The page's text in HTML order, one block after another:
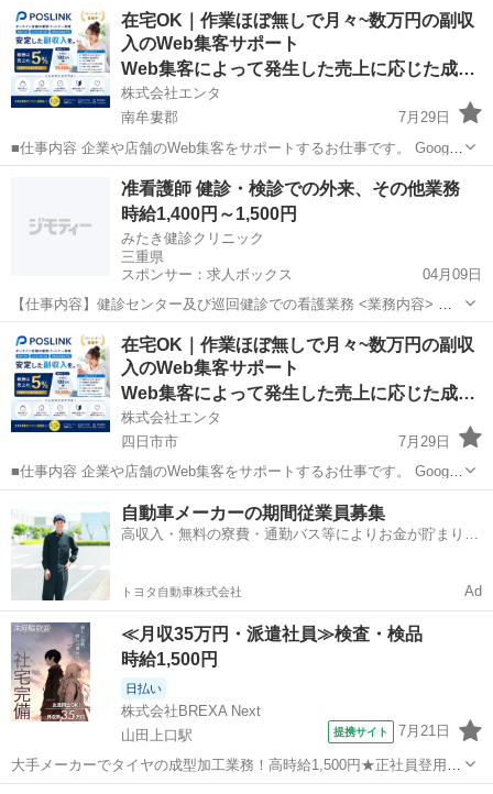
所の草刈り、空家のゴミの仕分け作業、簡単なリフォーム作業のお手
伝い、車の電装品の取付作業...
三重 松阪市 徳和駅 その他
在宅OK｜作業ほぼ無しで月々~数万円の副収
入のWeb集客サポート
Web集客によって発生した売上に応じた成果報酬
株式会社エンタ
南牟婁郡
7月29日
■仕事内容 企業や店舗のWeb集客をサポートするお仕事です。 Google
を活用した「Web上の店舗情報」の登録・初期設定を行っていただき
南牟婁郡 その他 Web
准看護師 健診・検診での外来、その他業務
時給1,400円～1,500円
みたき健診クリニック
三重県
スポンサー：求人ボックス
04月09日
【仕事内容】健診センター及び巡回健診での看護業務 <業務内容> 血
圧測定 採血 診察介助(婦人科、内視鏡など) <職場情報> 施設内健診:受
診者数約130名/日 院内と巡回を兼務で対応しております 巡回対応エリ
ア:三重県全域 遠方...
アルバイト・パート
在宅OK｜作業ほぼ無しで月々~数万円の副収
入のWeb集客サポート
Web集客によって発生した売上に応じた成果報酬
株式会社エンタ
四日市市
7月29日
■仕事内容 企業や店舗のWeb集客をサポートするお仕事です。 Google
を活用した「Web上の店舗情報」の登録・初期設定を行っていただき
ます。 日々の集客運用や問い合わせ対応、顧客対応はすべて運営本部
が行うため...
四日市市 その他
自動車メーカーの期間従業員募集
高収入・無料の寮費・通勤バス等によりお金が貯まりや
トヨタ自動車株式会社 Ad
≪月収35万円・派遣社員≫検査・検品
時給1,500円
日払い
株式会社BREXA Next
山田上口駅
提携サイト 7月21日
大手メーカーでタイヤの成型加工業務！高時給1,500円★正社員登用制
度あり！ワンルーム寮完備！マイカー通勤OK！無料駐車場あり！《三